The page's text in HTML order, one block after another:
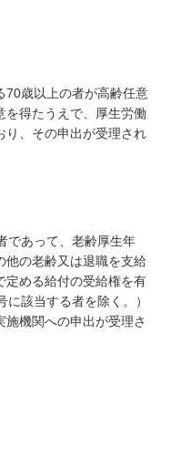
70歳以上の者が高齢任意
を得たうえで、厚生労働
り、その申出が受理され
であって、老齢厚生年
他の老齢又は退職を支給
定める給付の受給権を有
に該当する者を除く。）
機関への申出が受理さ